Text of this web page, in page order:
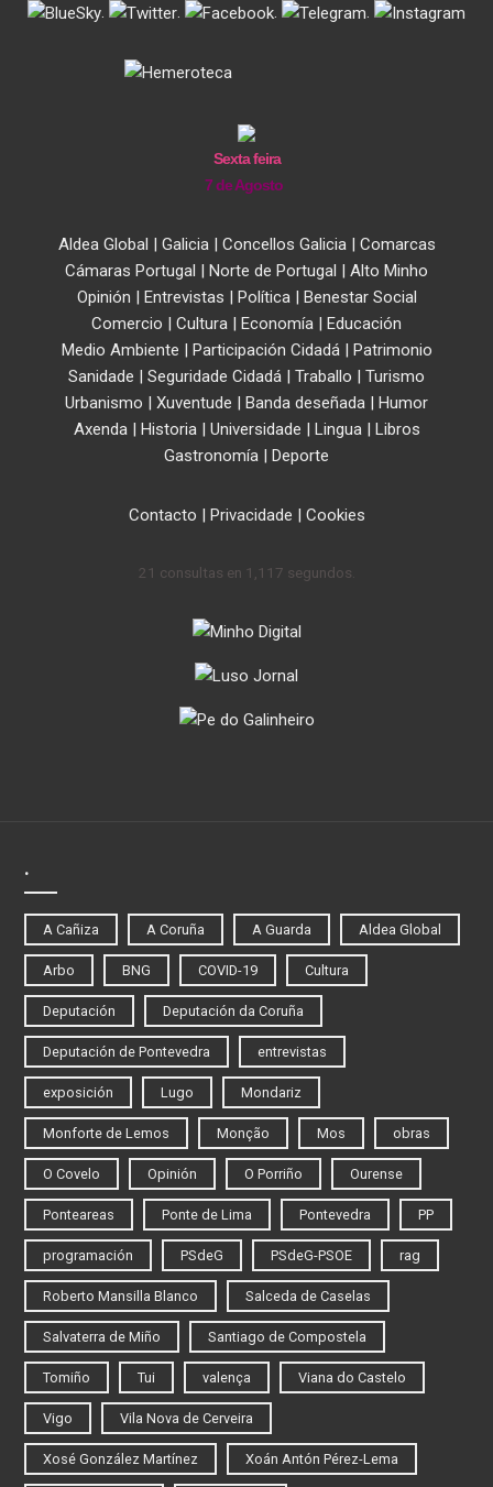
. . . .
Sexta feira
7 de Agosto
Aldea Global | Galicia| Concellos Galicia| Comarcas
Cámaras Portugal | Norte de Portugal | Alto Minho
Opinión | Entrevistas | Política| Benestar Social
Comercio | Cultura | Economía | Educación
Medio Ambiente | Participación Cidadá| Patrimonio
Sanidade | Seguridade Cidadá | Traballo | Turismo
Urbanismo | Xuventude | Banda deseñada | Humor
Axenda| Historia| Universidade | Lingua| Libros
Gastronomía | Deporte
Contacto | Privacidade | Cookies
21 consultas en 1,117 segundos.
.
A Cañiza A Coruña A Guarda Aldea Global
Arbo BNG COVID-19 Cultura
Deputación Deputación da Coruña
Deputación de Pontevedra entrevistas
exposición Lugo Mondariz
Monforte de Lemos Monção Mos obras
O Covelo Opinión O Porriño Ourense
Ponteareas Ponte de Lima Pontevedra PP
programación PSdeG PSdeG-PSOE rag
Roberto Mansilla Blanco Salceda de Caselas
Salvaterra de Miño Santiago de Compostela
Tomiño Tui valença Viana do Castelo
Vigo Vila Nova de Cerveira
Xosé González Martínez Xoán Antón Pérez-Lema